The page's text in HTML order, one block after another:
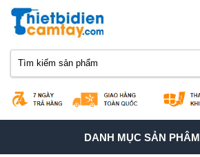
TOGGLE
DANH MỤC SẢN PHÂM